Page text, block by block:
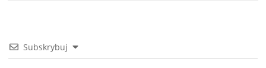
Subskrybuj